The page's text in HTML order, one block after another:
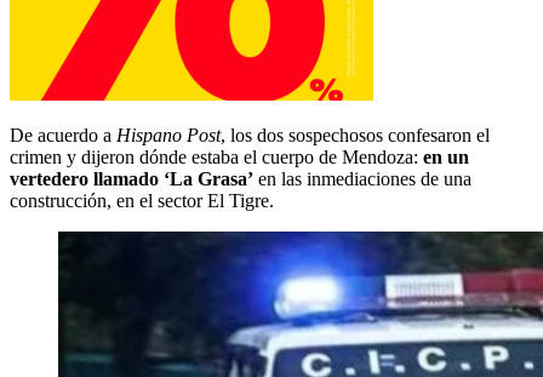
De acuerdo a Hispano Post, los dos sospechosos confesaron el
crimen y dijeron dónde estaba el cuerpo de Mendoza: en un
vertedero llamado ‘La Grasa’ en las inmediaciones de una
construcción, en el sector El Tigre.